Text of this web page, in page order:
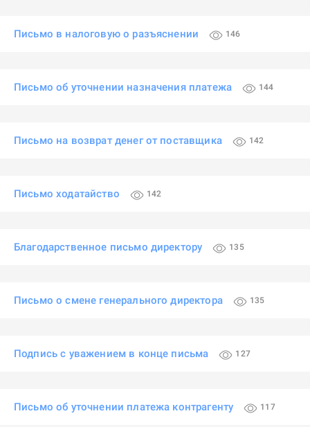
Письмо в налоговую о разъяснении 146
Письмо об уточнении назначения платежа 144
Письмо на возврат денег от поставщика 142
Письмо ходатайство 142
Благодарственное письмо директору 135
Письмо о смене генерального директора 135
Подпись с уважением в конце письма 127
Письмо об уточнении платежа контрагенту 117